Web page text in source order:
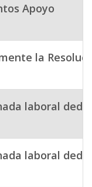
Apoyo
la
laboral
laboral